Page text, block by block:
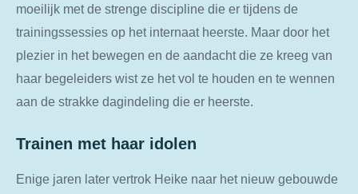
moeilijk met de strenge discipline die er tijdens de
trainingssessies op het internaat heerste. Maar door het
plezier in het bewegen en de aandacht die ze kreeg van
haar begeleiders wist ze het vol te houden en te wennen
aan de strakke dagindeling die er heerste.
Trainen met haar idolen
Enige jaren later vertrok Heike naar het nieuw gebouwde